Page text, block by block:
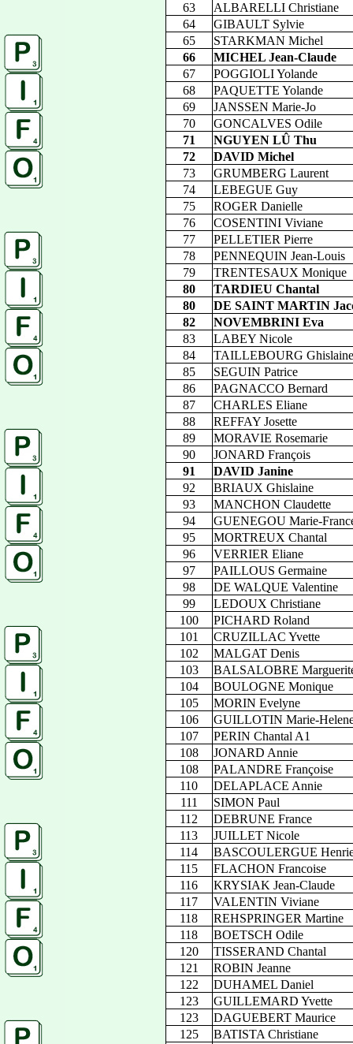
63
ALBARELLI Christiane
64
GIBAULT Sylvie
65
STARKMAN Michel
66
MICHEL Jean-Claude
67
POGGIOLI Yolande
68
PAQUETTE Yolande
69
JANSSEN Marie-Jo
70
GONCALVES Odile
71
NGUYEN LÛ Thu
72
DAVID Michel
73
GRUMBERG Laurent
74
LEBEGUE Guy
75
ROGER Danielle
76
COSENTINI Viviane
77
PELLETIER Pierre
78
PENNEQUIN Jean-Louis
79
TRENTESAUX Monique
80
TARDIEU Chantal
80
DE SAINT MARTIN
82
NOVEMBRINI Eva
83
LABEY Nicole
84
TAILLEBOURG Ghislaine
85
SEGUIN Patrice
86
PAGNACCO Bernard
87
CHARLES Eliane
88
REFFAY Josette
89
MORAVIE Rosemarie
90
JONARD François
91
DAVID Janine
92
BRIAUX Ghislaine
93
MANCHON Claudette
94
GUENEGOU Marie-
95
MORTREUX Chantal
96
VERRIER Eliane
97
PAILLOUS Germaine
98
DE WALQUE Valentine
99
LEDOUX Christiane
100
PICHARD Roland
101
CRUZILLAC Yvette
102
MALGAT Denis
103
BALSALOBRE
104
BOULOGNE Monique
105
MORIN Evelyne
106
GUILLOTIN Marie-
107
PERIN Chantal A1
108
JONARD Annie
108
PALANDRE Françoise
110
DELAPLACE Annie
111
SIMON Paul
112
DEBRUNE France
113
JUILLET Nicole
114
BASCOULERGUE
115
FLACHON Francoise
116
KRYSIAK Jean-Claude
117
VALENTIN Viviane
118
REHSPRINGER Martine
118
BOETSCH Odile
120
TISSERAND Chantal
121
ROBIN Jeanne
122
DUHAMEL Daniel
123
GUILLEMARD Yvette
123
DAGUEBERT Maurice
125
BATISTA Christiane